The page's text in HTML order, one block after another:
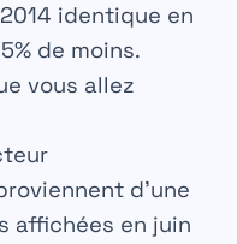
identique en
de moins.
vous allez
d’une
affichées en juin